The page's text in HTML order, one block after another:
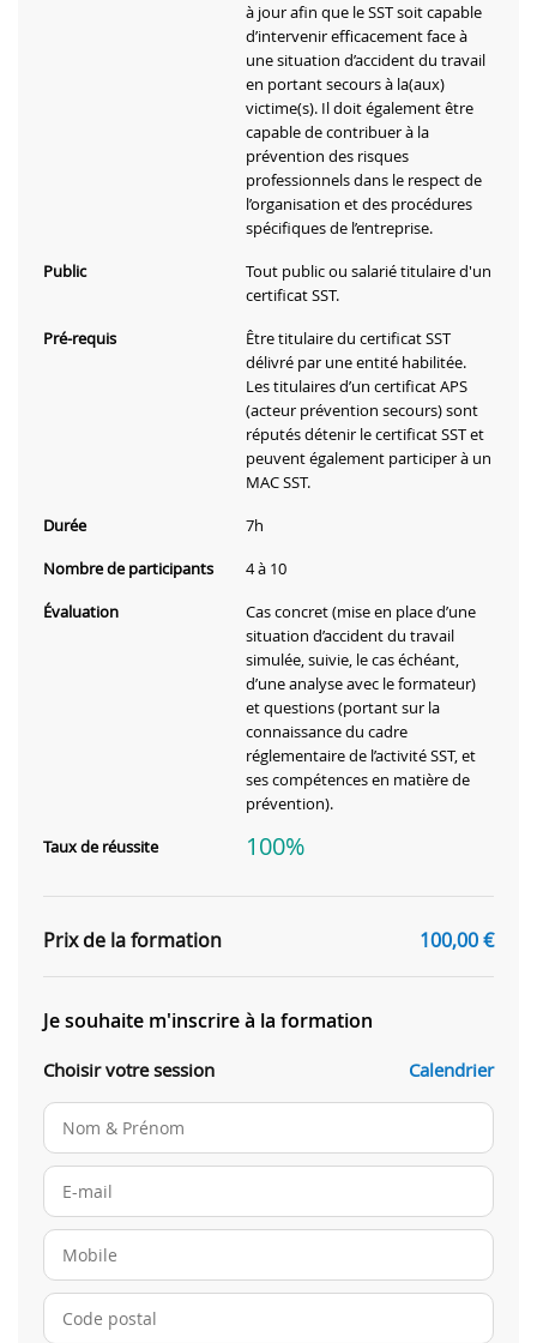
à jour afin que le SST soit capable
d’intervenir efficacement face à
une situation d’accident du travail
en portant secours à la(aux)
victime(s). Il doit également être
capable de contribuer à la
prévention des risques
professionnels dans le respect de
l’organisation et des procédures
spécifiques de l’entreprise.
Public
Tout public ou salarié titulaire d'un
certificat SST.
Pré-requis
Être titulaire du certificat SST
délivré par une entité habilitée.
Les titulaires d’un certificat APS
(acteur prévention secours) sont
réputés détenir le certificat SST et
peuvent également participer à un
MAC SST.
Durée
7h
Nombre de participants
4 à 10
Évaluation
Cas concret (mise en place d’une
situation d’accident du travail
simulée, suivie, le cas échéant,
d’une analyse avec le formateur)
et questions (portant sur la
connaissance du cadre
réglementaire de l’activité SST, et
ses compétences en matière de
prévention).
Taux de réussite
100%
Prix de la formation 100,00€
Je souhaite m'inscrire à la formation
Choisir votre session Calendrier